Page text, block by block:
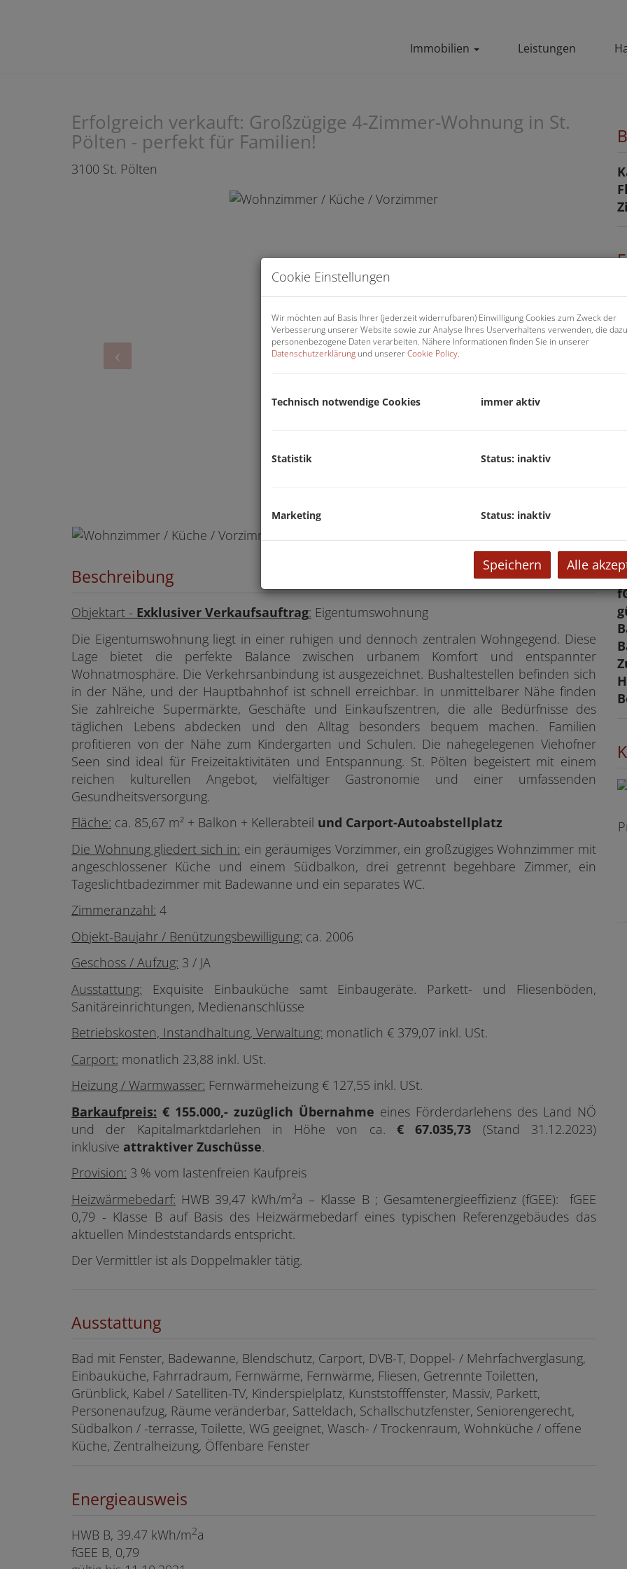
Immobilien Leistungen
Erfolgreich verkauft: Großzügige 4-Zimmer-Wohnung in St.
Pölten - perfekt für Familien!
3100 St. Pölten
Beschreibung
Objektart - Exklusiver Verkaufsauftrag: Eigentumswohnung
Die Eigentumswohnung liegt in einer ruhigen und dennoch zentralen Wohngegend. Diese
Lage bietet die perfekte Balance zwischen urbanem Komfort und entspannter
Wohnatmosphäre. Die Verkehrsanbindung ist ausgezeichnet. Bushaltestellen befinden sich
in der Nähe, und der Hauptbahnhof ist schnell erreichbar. In unmittelbarer Nähe finden
Sie zahlreiche Supermärkte, Geschäfte und Einkaufszentren, die alle Bedürfnisse des
täglichen Lebens abdecken und den Alltag besonders bequem machen. Familien
profitieren von der Nähe zum Kindergarten und Schulen. Die nahegelegenen Viehofner
Seen sind ideal für Freizeitaktivitäten und Entspannung. St. Pölten begeistert mit einem
reichen kulturellen Angebot, vielfältiger Gastronomie und einer umfassenden
Gesundheitsversorgung.
Fläche: ca. 85,67 m² + Balkon + Kellerabteil und Carport-Autoabstellplatz
Die Wohnung gliedert sich in: ein geräumiges Vorzimmer, ein großzügiges Wohnzimmer mit
angeschlossener Küche und einem Südbalkon, drei getrennt begehbare Zimmer, ein
Tageslichtbadezimmer mit Badewanne und ein separates WC.
Zimmeranzahl: 4
Objekt-Baujahr / Benützungsbewilligung: ca. 2006
Geschoss / Aufzug: 3 / JA
Ausstattung: Exquisite Einbauküche samt Einbaugeräte. Parkett- und Fliesenböden,
Sanitäreinrichtungen, Medienanschlüsse
Betriebskosten, Instandhaltung, Verwaltung: monatlich € 379,07 inkl. USt.
Carport: monatlich 23,88 inkl. USt.
Heizung / Warmwasser: Fernwärmeheizung € 127,55 inkl. USt.
Barkaufpreis: € 155.000,- zuzüglich Übernahme eines Förderdarlehens des Land NÖ
und der Kapitalmarktdarlehen in Höhe von ca.€ 67.035,73 (Stand 31.12.2023)
inklusive attraktiver Zuschüsse.
Provision: 3 % vom lastenfreien Kaufpreis
Heizwärmebedarf: HWB 39,47 kWh/m²a – Klasse B ; Gesamtenergieeffizienz (fGEE): fGEE
0,79 - Klasse B auf Basis desHeizwärmebedarf eines typischen Referenzgebäudes das
aktuellen Mindeststandards entspricht.
Der Vermittler ist als Doppelmakler tätig.
Ausstattung
Bad mit Fenster Badewanne Blendschutz Carport DVB-T Doppel- / Mehrfachverglasung
Einbauküche Fahrradraum Fernwärme Fernwärme Fliesen Getrennte Toiletten
Grünblick Kabel / Satelliten-TV Kinderspielplatz Kunststofffenster Massiv Parkett
Personenaufzug Räume veränderbar Satteldach Schallschutzfenster Seniorengerecht
Südbalkon / -terrasse Toilette WG geeignet Wasch- / Trockenraum Wohnküche / offene
Küche Zentralheizung Öffenbare Fenster
Energieausweis
HWB B, 39.47 kWh/m2a
fGEE B, 0,79
Cookie Einstellungen
Wir möchten auf Basis Ihrer (jederzeit widerrufbaren) Einwilligung Cookies zum Zweck der
Verbesserung unserer Website sowie zur Analyse Ihres Userverhaltens verwenden, die dazu
personenbezogene Daten verarbeiten. Nähere Informationen finden Sie in unserer
Datenschutzerklärung und unsererCookie Policy.
Technisch notwendige Cookies immer aktiv
Statistik Status: inaktiv
Marketing Status: inaktiv
Speichern Alle